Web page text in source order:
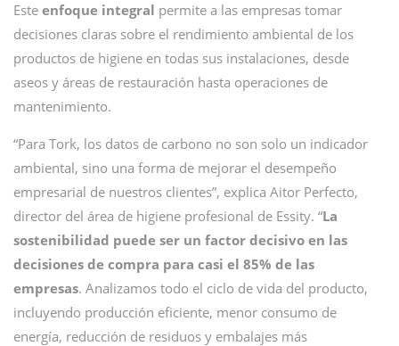
Este enfoque integral permite a las empresas tomar
decisiones claras sobre el rendimiento ambiental de los
productos de higiene en todas sus instalaciones, desde
aseos y áreas de restauración hasta operaciones de
mantenimiento.
“Para Tork, los datos de carbono no son solo un indicador
ambiental, sino una forma de mejorar el desempeño
empresarial de nuestros clientes”, explica Aitor Perfecto,
director del área de higiene profesional de Essity. “La
sostenibilidad puede ser un factor decisivo en las
decisiones de compra para casi el 85% de las
empresas. Analizamos todo el ciclo de vida del producto,
incluyendo producción eficiente, menor consumo de
energía, reducción de residuos y embalajes más